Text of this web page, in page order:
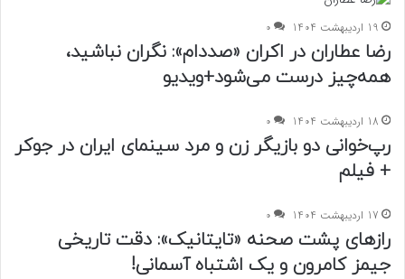
19 اردیبهشت 1404 0
رضا عطاران در اکران «صددام»: نگران نباشید،
همه‌چیز درست می‌شود+ویدیو
18 اردیبهشت 1404 0
رپ‌خوانی دو بازیگر زن و مرد سینمای ایران در جوکر
+ فیلم
17 اردیبهشت 1404 0
رازهای پشت صحنه «تایتانیک»: دقت تاریخی
جیمز کامرون و یک اشتباه آسمانی!